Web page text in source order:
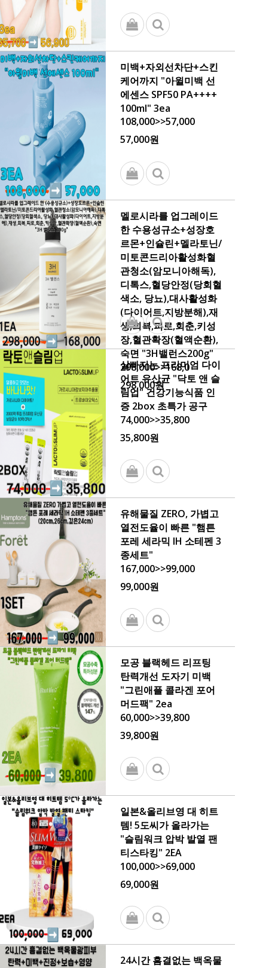
미백+자외선차단+스킨
케어까지 "아윌미백 선
에센스 SPF50 PA++++
100ml" 3ea
108,000>>57,000
57,000원
멜로시라를 업그레이드
한 수용성규소+성장호
르몬+인슐린+멜라토닌/
미토콘드리아활성화혈
관청소(암모니아해독),
디톡스,혈당안정(당회혈
색소, 당뇨),대사활성화
(다이어트,지방분해),재
생,회복,피로,회춘,키성
장,혈관확장(혈액순환),
숙면 "3H밸런스200g"
298,000>>168,0
298,000원
살빠지는 프리미엄 다이
어트 유산균 "닥토 앤 슬
림업" 건강기능식품 인
증 2box 초특가 공구
74,000>>35,800
35,800원
유해물질 ZERO, 가볍고
열전도율이 빠른 "햄튼
포레 세라믹 IH 소테펜 3
종세트"
167,000>>99,000
99,000원
모공 블랙헤드 리프팅
탄력개선 도자기 미백
"그린애플 콜라겐 포어
머드팩" 2ea
60,000>>39,800
39,800원
일본&올리브영 대 히트
템! 5도씨가 올라가는
"슬림워크 압박 발열 팬
티스타킹" 2EA
100,000>>69,000
69,000원
24시간 흠결없는 백옥물